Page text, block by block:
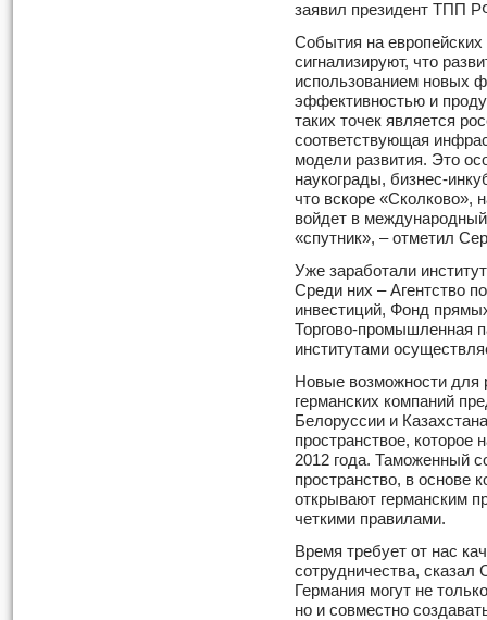
заявил президент ТПП
События на
сигнализируют, что
использованием новых
эффективностью и
таких точек является
соответствующая
модели развития. Это
наукограды, бизнес-
что вскоре «Сколково»,
войдет в
«спутник», – отметил
Уже заработали
Среди них – Агентство
инвестиций, Фонд
Торгово-промышленная
институтами
Новые возможности для
германских компаний
Белоруссии и
пространствое, которое
2012 года. Таможенный
пространство, в основе
открывают германским
четкими правилами.
Время требует от нас
сотрудничества, сказал
Германия могут не
но и совместно